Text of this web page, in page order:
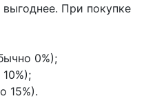
При покупке
0%);
15%).